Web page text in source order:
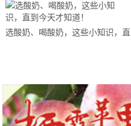
选酸奶、喝酸奶，这些小知识，直